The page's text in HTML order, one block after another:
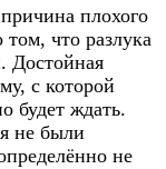
плохого
том, что разлука
Достойная
с которой
будет ждать.
не были
не